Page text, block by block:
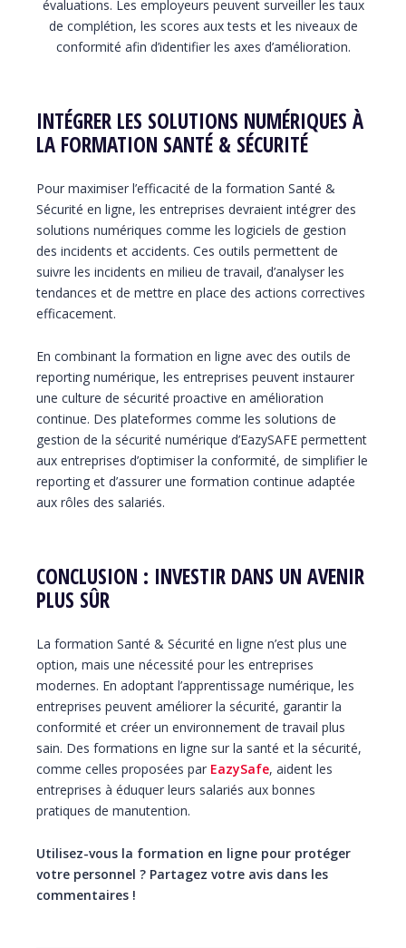
évaluations. Les employeurs peuvent surveiller les taux
de complétion, les scores aux tests et les niveaux de
conformité afin d’identifier les axes d’amélioration.
INTÉGRER LES SOLUTIONS NUMÉRIQUES À
LA FORMATION SANTÉ & SÉCURITÉ
Pour maximiser l’efficacité de la formation Santé &
Sécurité en ligne, les entreprises devraient intégrer des
solutions numériques comme les logiciels de gestion
des incidents et accidents. Ces outils permettent de
suivre les incidents en milieu de travail, d’analyser les
tendances et de mettre en place des actions correctives
efficacement.
En combinant la formation en ligne avec des outils de
reporting numérique, les entreprises peuvent instaurer
une culture de sécurité proactive en amélioration
continue. Des plateformes comme les solutions de
gestion de la sécurité numérique d’EazySAFE permettent
aux entreprises d’optimiser la conformité, de simplifier le
reporting et d’assurer une formation continue adaptée
aux rôles des salariés.
CONCLUSION : INVESTIR DANS UN AVENIR
PLUS SÛR
La formation Santé & Sécurité en ligne n’est plus une
option, mais une nécessité pour les entreprises
modernes. En adoptant l’apprentissage numérique, les
entreprises peuvent améliorer la sécurité, garantir la
conformité et créer un environnement de travail plus
sain. Des formations en ligne sur la santé et la sécurité,
comme celles proposées par EazySafe, aident les
entreprises à éduquer leurs salariés aux bonnes
pratiques de manutention.
Utilisez-vous la formation en ligne pour protéger
votre personnel ? Partagez votre avis dans les
commentaires !